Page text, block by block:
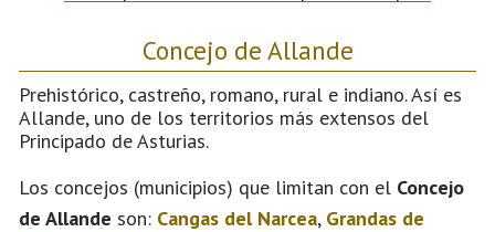
Concejo de Allande
Prehistórico, castreño, romano, rural e indiano. Así es
Allande, uno de los territorios más extensos del
Principado de Asturias.
Los concejos (municipios) que limitan con el Concejo
de Allande son: Cangas del Narcea, Grandas de